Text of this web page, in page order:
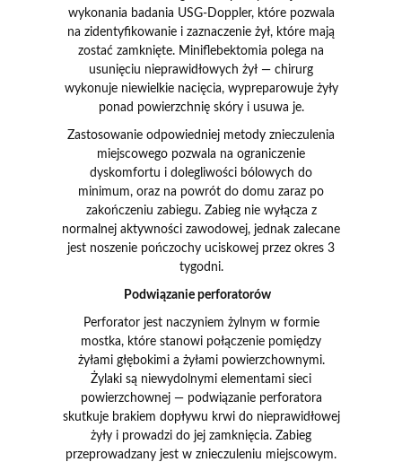
wykonania badania USG-Doppler, które pozwala
na zidentyfikowanie i zaznaczenie żył, które mają
zostać zamknięte. Miniflebektomia polega na
usunięciu nieprawidłowych żył — chirurg
wykonuje niewielkie nacięcia, wypreparowuje żyły
ponad powierzchnię skóry i usuwa je.
Zastosowanie odpowiedniej metody znieczulenia
miejscowego pozwala na ograniczenie
dyskomfortu i dolegliwości bólowych do
minimum, oraz na powrót do domu zaraz po
zakończeniu zabiegu. Zabieg nie wyłącza z
normalnej aktywności zawodowej, jednak zalecane
jest noszenie pończochy uciskowej przez okres 3
tygodni.
Podwiązanie perforatorów
Perforator jest naczyniem żylnym w formie
mostka, które stanowi połączenie pomiędzy
żyłami głębokimi a żyłami powierzchownymi.
Żylaki są niewydolnymi elementami sieci
powierzchownej — podwiązanie perforatora
skutkuje brakiem dopływu krwi do nieprawidłowej
żyły i prowadzi do jej zamknięcia. Zabieg
przeprowadzany jest w znieczuleniu miejscowym.